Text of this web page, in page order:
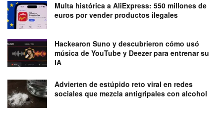
Multa histórica a AliExpress: 550 millones de
euros por vender productos ilegales
Hackearon Suno y descubrieron cómo usó
música de YouTube y Deezer para entrenar su
IA
Advierten de estúpido reto viral en redes
sociales que mezcla antigripales con alcohol